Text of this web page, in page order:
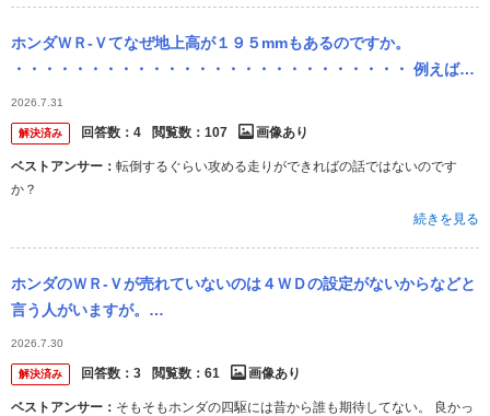
ホンダＷＲ‐Ｖてなぜ地上高が１９５mmもあるのですか。
・・・・・・・・・・・・・・・・・・・・・・・・・・ 例えばＣ
Ｘ‐３は１６０mm。 例えばヤリスクロスは１６５mm。 例えばキッ
クスは１７...
2026.7.31
解決済み 回答数： 4 閲覧数： 107 画像あり
ベストアンサー： 転倒するぐらい攻める走りができればの話ではないのです
か？
続きを見る
ホンダのＷＲ‐Ｖが売れていないのは４ＷＤの設定がないからなどと
言う人がいますが。
・・・・・・・・・・・・・・・・・・・・・・・・・・・・・・
４ＷＤは関係ないのでは。 よく分...
2026.7.30
解決済み 回答数： 3 閲覧数： 61 画像あり
ベストアンサー： そもそもホンダの四駆には昔から誰も期待してない。 良かっ